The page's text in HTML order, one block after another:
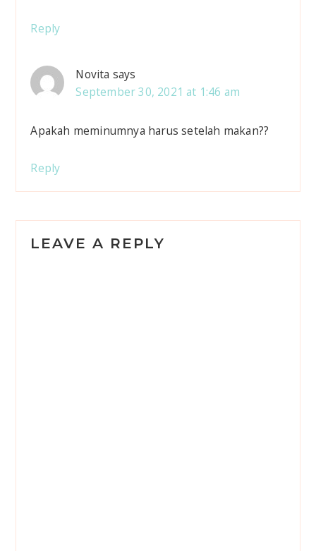
n
e
t
i
Reply
Novita says
September 30, 2021 at 1:46 am
Apakah meminumnya harus setelah makan??
Reply
LEAVE A REPLY